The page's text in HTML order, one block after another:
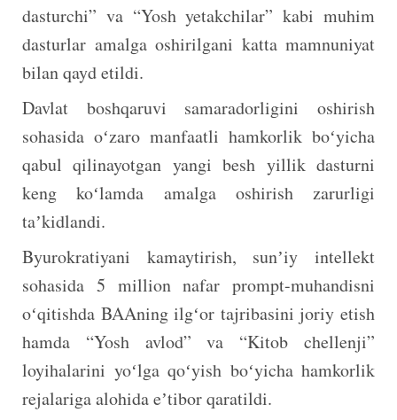
dasturchi” va “Yosh yetakchilar” kabi muhim
dasturlar amalga oshirilgani katta mamnuniyat
bilan qayd etildi.
Davlat boshqaruvi samaradorligini oshirish
sohasida oʻzaro manfaatli hamkorlik boʻyicha
qabul qilinayotgan yangi besh yillik dasturni
keng koʻlamda amalga oshirish zarurligi
taʼkidlandi.
Byurokratiyani kamaytirish, sunʼiy intellekt
sohasida 5 million nafar prompt-muhandisni
oʻqitishda BAAning ilgʻor tajribasini joriy etish
hamda “Yosh avlod” va “Kitob chellenji”
loyihalarini yoʻlga qoʻyish boʻyicha hamkorlik
rejalariga alohida eʼtibor qaratildi.